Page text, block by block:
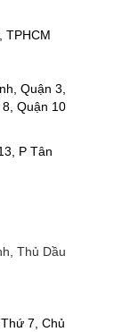
TPHCM
Quận 3,
Quận 10
P Tân
Thủ Dầu
7, Chủ